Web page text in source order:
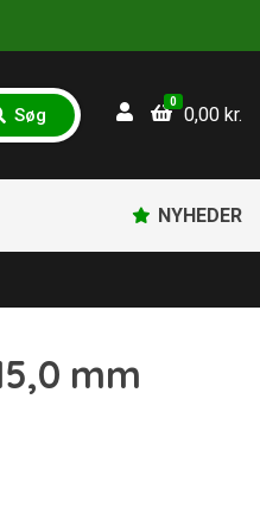
S
ø
Søg
0
0,00 kr.
NYHEDER
mm